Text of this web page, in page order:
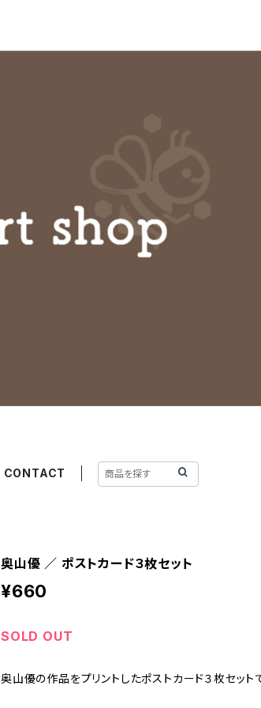
CONTACT
奥山優 ／ ポストカード３枚セット
¥660
SOLD OUT
奥山優の作品をプリントしたポストカード３枚セットで